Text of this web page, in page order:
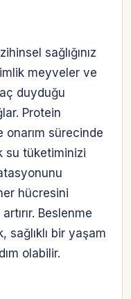
sağlığınız
meyveler ve
duyduğu
Protein
onarım sürecinde
su tüketiminizi
hücresini
Beslenme
sağlıklı bir yaşam
olabilir.